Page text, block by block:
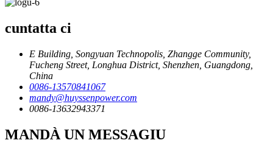
cuntatta ci
E Building, Songyuan Technopolis, Zhangge Community,
Fucheng Street, Longhua District, Shenzhen, Guangdong,
China
0086-13570841067
mandy@huyssenpower.com
0086-13632943371
MANDÀ UN MESSAGIU